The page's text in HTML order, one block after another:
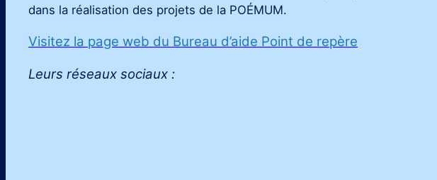
dans la réalisation des projets de la POÉMUM.
Visitez la page web du Bureau d’aide Point de repère
Leurs réseaux sociaux :